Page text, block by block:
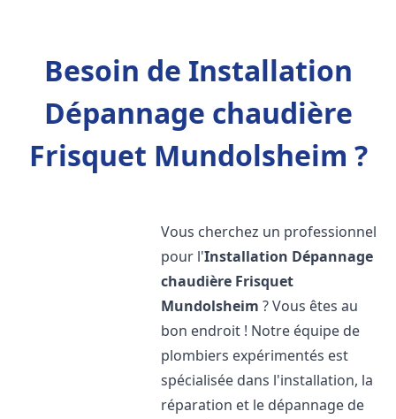
Besoin de Installation
Dépannage chaudière
Frisquet Mundolsheim ?
Vous cherchez un professionnel
pour l'Installation Dépannage
chaudière Frisquet
Mundolsheim ? Vous êtes au
bon endroit ! Notre équipe de
plombiers expérimentés est
spécialisée dans l'installation, la
réparation et le dépannage de